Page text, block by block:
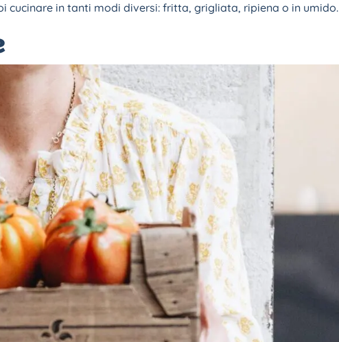
cucinare in tanti modi diversi: fritta, grigliata, ripiena o in umido.